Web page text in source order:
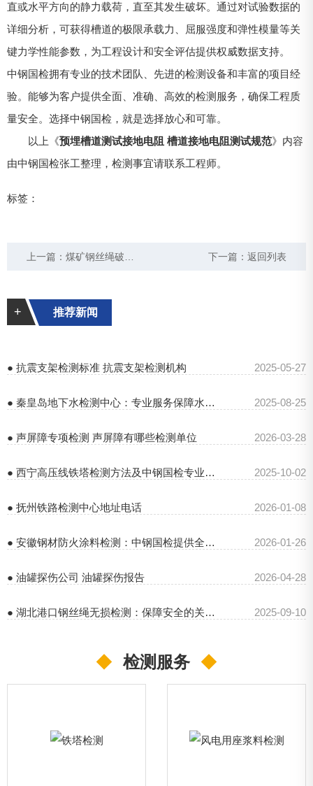
直或水平方向的静力载荷，直至其发生破坏。通过对试验数据的
详细分析，可获得槽道的极限承载力、屈服强度和弹性模量等关
键力学性能参数，为工程设计和安全评估提供权威数据支持。
中钢国检拥有专业的技术团队、先进的检测设备和丰富的项目经
验。能够为客户提供全面、准确、高效的检测服务，确保工程质
量安全。选择中钢国检，就是选择放心和可靠。
以上《预埋槽道测试接地电阻 槽道接地电阻测试规范》内容
由中钢国检张工整理，检测事宜请联系工程师。
标签：
上一篇：煤矿钢丝绳破断拉力检测 煤矿钢丝绳无损检测 下一篇： 返回列表
+ 推荐新闻
● 抗震支架检测标准 抗震支架检测机构 2025-05-27
● 秦皇岛地下水检测中心：专业服务保障水资源安全 2025-08-25
● 声屏障专项检测 声屏障有哪些检测单位 2026-03-28
● 西宁高压线铁塔检测方法及中钢国检专业服务 2025-10-02
● 抚州铁路检测中心地址电话 2026-01-08
● 安徽钢材防火涂料检测：中钢国检提供全方位专业服务 2026-01-26
● 油罐探伤公司 油罐探伤报告 2026-04-28
● 湖北港口钢丝绳无损检测：保障安全的关键之选 2025-09-10
◆ 检测服务 ◆